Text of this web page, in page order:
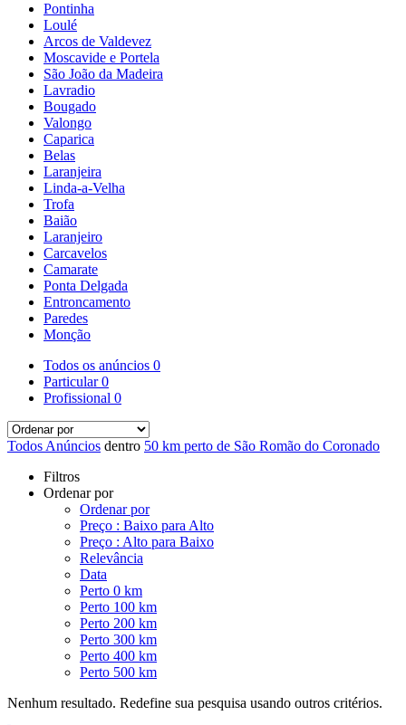
Pontinha
Loulé
Arcos de Valdevez
Moscavide e Portela
São João da Madeira
Lavradio
Bougado
Valongo
Caparica
Belas
Laranjeira
Linda-a-Velha
Trofa
Baião
Laranjeiro
Carcavelos
Camarate
Ponta Delgada
Entroncamento
Paredes
Monção
Todos os anúncios 0
Particular0
Profissional 0
Todos Anúncios dentro 50 km perto de São Romão do Coronado
Filtros
Ordenar por
Ordenar por
Preço : Baixo para Alto
Preço : Alto para Baixo
Relevância
Data
Perto 0 km
Perto 100 km
Perto 200 km
Perto 300 km
Perto 400 km
Perto 500 km
Nenhum resultado. Redefine sua pesquisa usando outros critérios.